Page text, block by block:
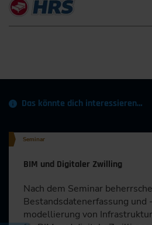
Das könnte dich interessieren…
Seminar
BIM und Digitaler Zwilling
Nach dem Seminar
Bestandsdatenerfassung und -
modellierung von